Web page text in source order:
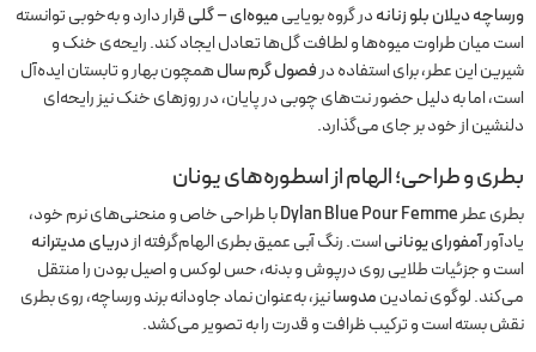
ورساچه دیلان بلو زنانهدر گروه بویاییمیوه‌ای – گلیقرار دارد و به‌خوبی توانسته
است میان طراوت میوه‌ها و لطافت گل‌ها تعادل ایجاد کند. رایحه‌ی خنک و
شیرین این عطر، برای استفاده درفصول گرم سالهمچون بهار و تابستان ایده‌آل
است، اما به دلیل حضور نت‌های چوبی در پایان، در روزهای خنک نیز رایحه‌ای
دلنشین از خود بر جای می‌گذارد.
بطری و طراحی؛ الهام از اسطوره‌های یونان
بطری عطرDylan Blue Pour Femmeبا طراحی خاص و منحنی‌های نرم خود،
یادآورآمفورای یونانیاست. رنگ آبی عمیق بطری الهام‌گرفته ازدریای مدیترانه
است و جزئیات طلایی روی درپوش و بدنه، حس لوکس و اصیل بودن را منتقل
می‌کند. لوگوی نمادینمدوسانیز، به‌عنوان نماد جاودانه برند ورساچه، روی بطری
نقش بسته است و ترکیب ظرافت و قدرت را به تصویر می‌کشد.